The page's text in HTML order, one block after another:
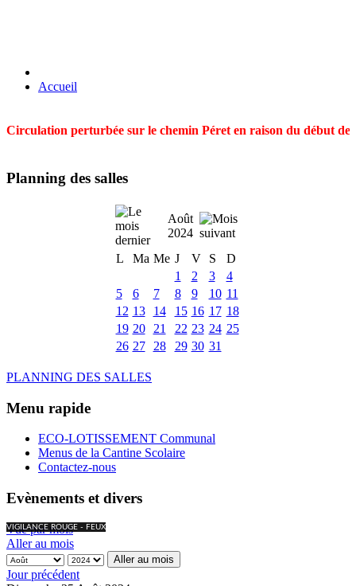
Accueil
Circulation perturbée sur le chemin Péret en raison du début
Planning des salles
Août
2024
L
Ma Me J V S
D
1
2 3
4
5
6 7 8 9 10 11
12 13 14 15 16 17 18
19 20 21 22 23 24 25
26 27 28 29 30 31
PLANNING DES SALLES
Menu rapide
ECO-LOTISSEMENT Communal
Menus de la Cantine Scolaire
Contactez-nous
Evènements et divers
VIGILANCE ROUGE - FEUX
Vue par mois
Aller au mois
Aller au mois
Jour précédent